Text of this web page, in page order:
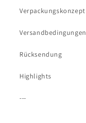
Verpackungskonzept
Versandbedingungen
Rücksendung
Highlights
---